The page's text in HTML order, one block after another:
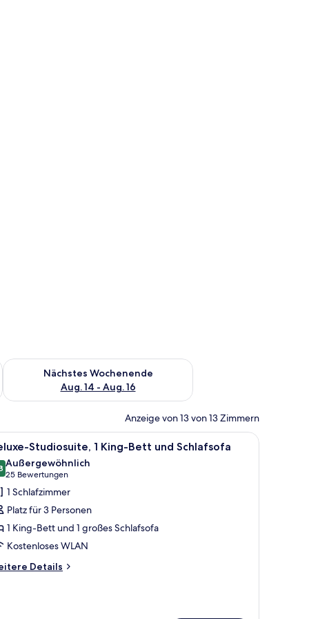
Aug. 7 - Aug. 9.
Nächstes Wochenende
Aug. 14 - Aug. 16
Überprüfe die Verfügbarkeit für nächstes Wochenende, Aug.
Anzeige von 13 von 13 Zimmern
einem Fernseher auf einer Kommode und einem Fenster mit Vorhängen.
Ein Hotelzimmer mit einem großen Bett,
10 Studiosuite, 1 King-Bett und Schlafsofa
von 10
Außergewöhnlich
25 Bewertungen
(25
Bewertungen)
1 Schlafzimmer
Platz für 3 Personen
1 King-Bett und 1 großes Schlafsofa
Kostenloses WLAN
Details